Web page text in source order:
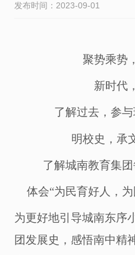
发布时间：2023-09-01
聚势乘势
新时代
了解过去，参
明校史，承
了解城南教育集
体会“为民育好人，
为更好地引导城南东序
团发展史，感悟南中精